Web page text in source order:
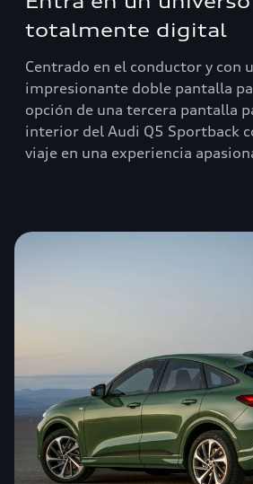
totalmente digital
Centrado en el conductor y con
impresionante doble pantalla
opción de una tercera pantalla
interior del Audi Q5 Sportback
viaje en una experiencia